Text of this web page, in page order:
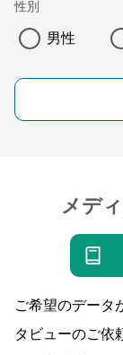
性別
男性
メデ
ご希望のデータ
タビューのご依